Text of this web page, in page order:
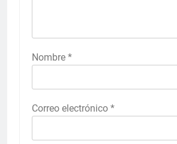
Nombre *
Correo electrónico *